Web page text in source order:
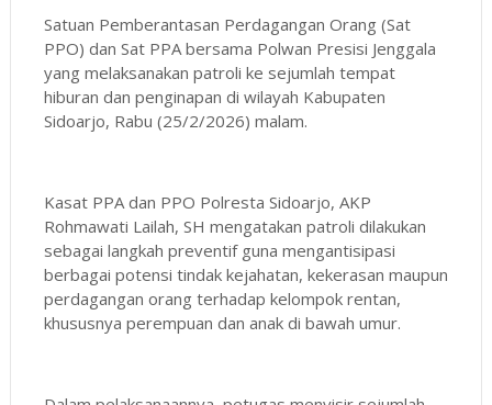
Satuan Pemberantasan Perdagangan Orang (Sat
PPO) dan Sat PPA bersama Polwan Presisi Jenggala
yang melaksanakan patroli ke sejumlah tempat
hiburan dan penginapan di wilayah Kabupaten
Sidoarjo, Rabu (25/2/2026) malam.
Kasat PPA dan PPO Polresta Sidoarjo, AKP
Rohmawati Lailah, SH mengatakan patroli dilakukan
sebagai langkah preventif guna mengantisipasi
berbagai potensi tindak kejahatan, kekerasan maupun
perdagangan orang terhadap kelompok rentan,
khususnya perempuan dan anak di bawah umur.